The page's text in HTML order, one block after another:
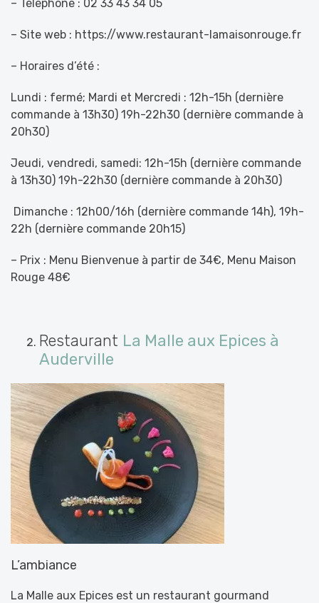
– Téléphone : 02 33 43 34 05
– Site web : https://www.restaurant-lamaisonrouge.fr
– Horaires d’été :
Lundi : fermé; Mardi et Mercredi : 12h-15h (dernière
commande à 13h30) 19h-22h30 (dernière commande à
20h30)
Jeudi, vendredi, samedi: 12h-15h (dernière commande
à 13h30) 19h-22h30 (dernière commande à 20h30)
Dimanche : 12h00/16h (dernière commande 14h), 19h-
22h (dernière commande 20h15)
– Prix : Menu Bienvenue à partir de 34€, Menu Maison
Rouge 48€
Restaurant La Malle aux Epices à
Auderville
L’ambiance
La Malle aux Epices est un restaurant gourmand